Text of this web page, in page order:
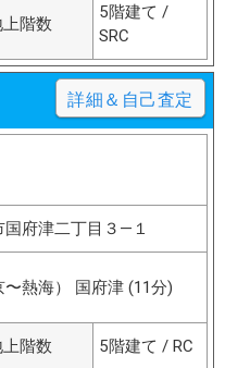
階数
5階建て /
SRC
詳細＆自己査定
府津二丁目３―１
熱海） 国府津 (11分)
階数 5階建て / RC